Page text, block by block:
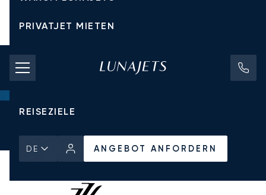
PRIVATJET MIETEN
CHARTERPREISE
PRIVATJETS
REISEZIELE
DE ANGEBOT ANFORDERN